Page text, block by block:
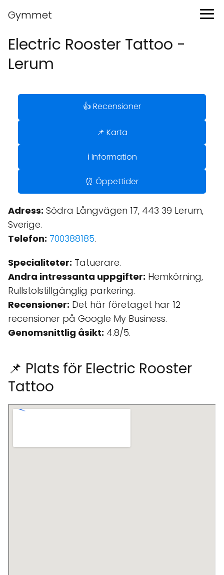
Gymmet
Electric Rooster Tattoo -
Lerum
👍 Recensioner
📌 Karta
ℹ️ Information
⏰ Öppettider
Adress: Södra Långvägen 17, 443 39 Lerum,
Sverige.
Telefon: 700388185.
Specialiteter: Tatuerare.
Andra intressanta uppgifter: Hemkörning,
Rullstolstillgänglig parkering.
Recensioner: Det här företaget har 12
recensioner på Google My Business.
Genomsnittlig åsikt: 4.8/5.
📌 Plats för Electric Rooster
Tattoo